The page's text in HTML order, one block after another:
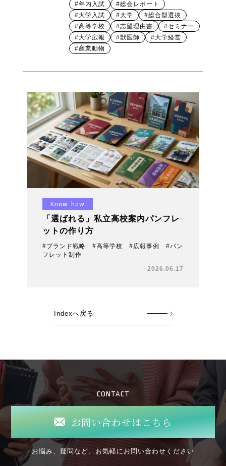
#年内入試
#総会レポート
#大学入試
#大学
#総合型選抜
#高等学校
#志望理由書
#セミナー
#大学広報
#獣医師
#大学経営
#産業動物
Know-how
「選ばれる」私立高校案内パンフレ
ットの作り方
#ブランド戦略 #高等学校 #広報事例 #パン
フレット制作
2026.06.17
Indexへ戻る
CONTACT
お問い合わせはこちら
お悩み、疑問など、お気軽にお問い合わせください